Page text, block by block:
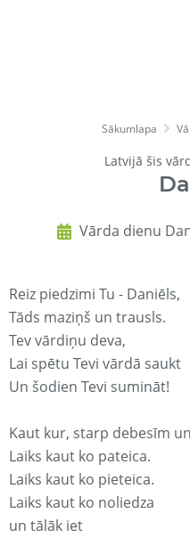
Sākumlapa
Latvijā šis
Vārda dienu
Reiz piedzimi Tu - Daniēls,
Tāds maziņš un trausls.
Tev vārdiņu deva,
Lai spētu Tevi vārdā saukt
Un šodien Tevi sumināt!
Kaut kur, starp debesīm
Laiks kaut ko pateica.
Laiks kaut ko pieteica.
Laiks kaut ko noliedza
un tālāk iet